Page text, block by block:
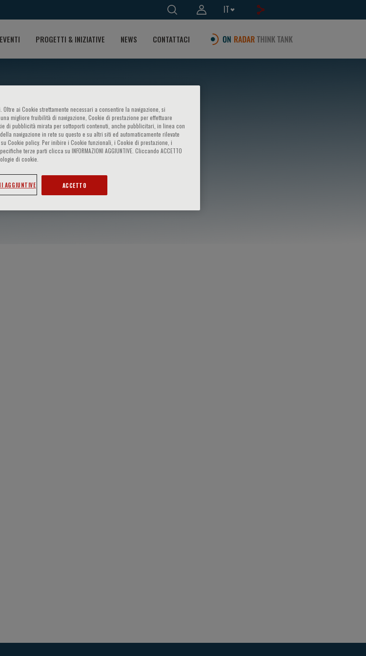
IT
PROGETTI & INIZIATIVE NEWS CONTATTACI
ai Cookie strettamente necessari a consentire la navigazione, si
migliore fruibilità di navigazione, Cookie di prestazione per effettuare
di pubblicità mirata per sottoporti contenuti, anche pubblicitari, in linea con
navigazione in rete su questo e su altri siti ed automaticamente rilevate
Cookie policy. Per inibire i Cookie funzionali, i Cookie di prestazione, i
terze parti clicca su INFORMAZIONI AGGIUNTIVE. Cliccando ACCETTO
di cookie.
AGGIUNTIVE ACCETTO